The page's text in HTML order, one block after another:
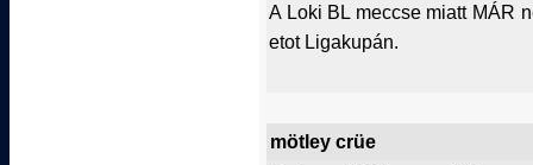
A Loki BL meccse miatt MÁR
etot Ligakupán.
mötley crüe